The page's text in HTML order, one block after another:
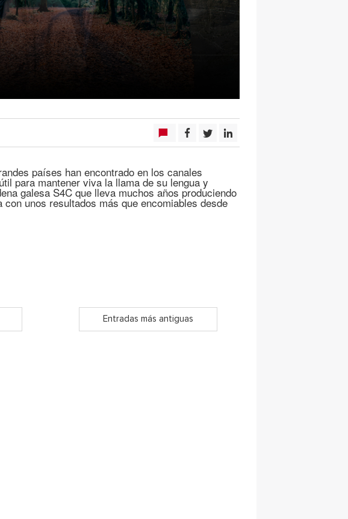
países han encontrado en los canales
para mantener viva la llama de su lengua y
galesa S4C que lleva muchos años produciendo
unos resultados más que encomiables desde
Entradas más antiguas